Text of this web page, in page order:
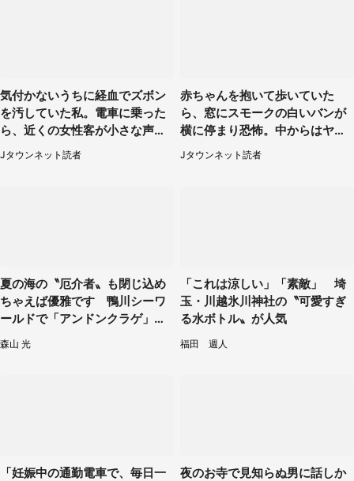
気付かないうちに経血でズボン
を汚していた私。電車に乗った
ら、近くの女性客が小さな声で
（千葉県・10代女性）
Jタウンネット読者
赤ちゃんを抱いて歩いていた
ら、窓にスモークの白いバンが
横に停まり恐怖。中からはヤン
チャそうな男性が...（神奈川
県・40代女性）
Jタウンネット読者
夏の海の〝厄介者〟も閉じ込め
ちゃえば優雅です 鴨川シーワ
ールドで「アンドンクラゲ」期
間限定展示【7／29～】
森山 光
「これは涼しい」「素敵」 埼
玉・川越氷川神社の〝可愛すぎ
る水ボトル〟が人気
福田 週人
「妊娠中の通勤電車で、毎日一
夜のお寺で見知らぬ男に話しか